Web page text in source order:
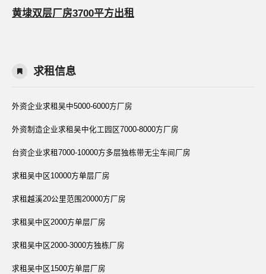
黄埭双层厂房3700平方出租
求租信息
外资企业求租吴中5000-6000方厂房
外资制造企业求租吴中化工园区7000-8000方厂房
台资企业求租7000-10000方多层独栋带无尘车间厂房
求租吴中区10000方单层厂房
求租越溪20公里范围20000方厂房
求租吴中区2000方单层厂房
求租吴中区2000-3000方独栋厂房
求租吴中区1500方单层厂房